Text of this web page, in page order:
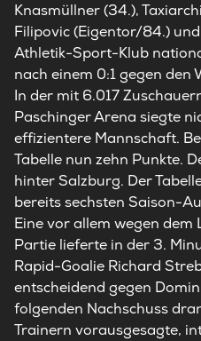
Knasmüllner (34.),
Filipovic (Eigentor/84.)
Athletik-Sport-Klub
nach einem 0:1 gegen den
In der mit 6.017
Paschinger Arena siegte
effizientere Mannschaft.
Tabelle nun zehn Punkte.
hinter Salzburg. Der
bereits sechsten Saison-
Eine vor allem wegen dem
Partie lieferte in der 3.
Rapid-Goalie Richard
entscheidend gegen
folgenden Nachschuss
Trainern vorausgesagte,